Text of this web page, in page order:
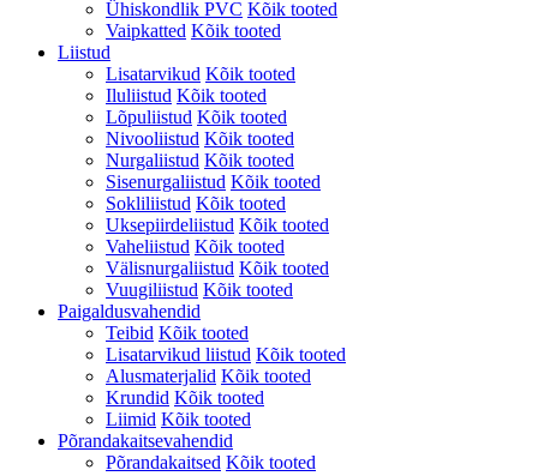
Ühiskondlik PVC Kõik tooted
Vaipkatted Kõik tooted
Liistud
Lisatarvikud Kõik tooted
Iluliistud Kõik tooted
Lõpuliistud Kõik tooted
Nivooliistud Kõik tooted
Nurgaliistud Kõik tooted
Sisenurgaliistud Kõik tooted
Sokliliistud Kõik tooted
Uksepiirdeliistud Kõik tooted
Vaheliistud Kõik tooted
Välisnurgaliistud Kõik tooted
Vuugiliistud Kõik tooted
Paigaldusvahendid
Teibid Kõik tooted
Lisatarvikud liistud Kõik tooted
Alusmaterjalid Kõik tooted
Krundid Kõik tooted
Liimid Kõik tooted
Põrandakaitsevahendid
Põrandakaitsed Kõik tooted